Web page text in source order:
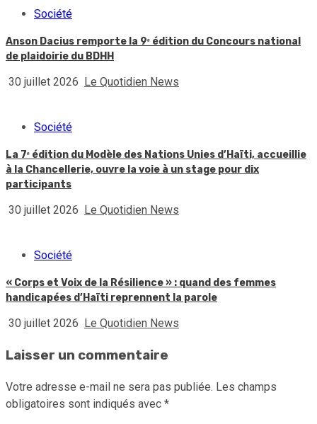
Société
Anson Dacius remporte la 9ᵉ édition du Concours national
de plaidoirie du BDHH
30 juillet 2026 Le Quotidien News
Société
La 7ᵉ édition du Modèle des Nations Unies d’Haïti, accueillie
à la Chancellerie, ouvre la voie à un stage pour dix
participants
30 juillet 2026 Le Quotidien News
Société
« Corps et Voix de la Résilience » : quand des femmes
handicapées d’Haïti reprennent la parole
30 juillet 2026 Le Quotidien News
Laisser un commentaire
Votre adresse e-mail ne sera pas publiée. Les champs
obligatoires sont indiqués avec *